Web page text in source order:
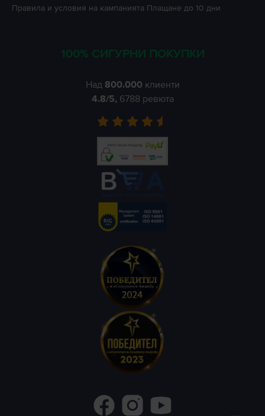
Правила и условия на кампанията Плащане до 10 дни
100% СИГУРНИ ПОКУПКИ
Над 800.000 клиенти
4.8/5, 6788 ревюта